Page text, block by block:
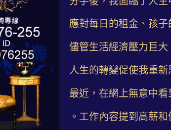
應對每日的租金、孩
儘管生活經濟壓力巨大
人生的轉變促使我重
最近，在網上無意中
。工作內容提到高薪